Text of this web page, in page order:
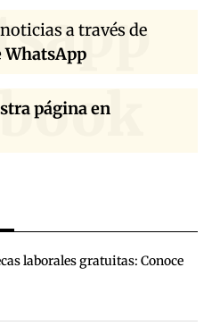
a través de
WhatsApp
página en
laborales gratuitas: Conoce